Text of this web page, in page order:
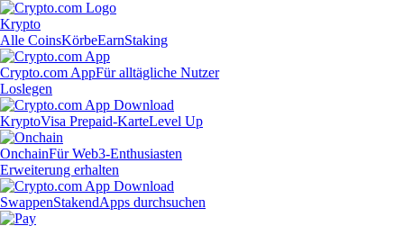
Krypto
Alle CoinsKörbeEarnStaking
Crypto.com AppFür alltägliche Nutzer
Loslegen
KryptoVisa Prepaid-KarteLevel Up
OnchainFür Web3-Enthusiasten
Erweiterung erhalten
SwappenStakendApps durchsuchen